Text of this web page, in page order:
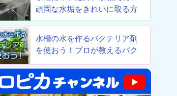
頑固な水垢をきれいに取る方
法！
水槽の水を作るバクテリア剤
を使おう！プロが教えるバク